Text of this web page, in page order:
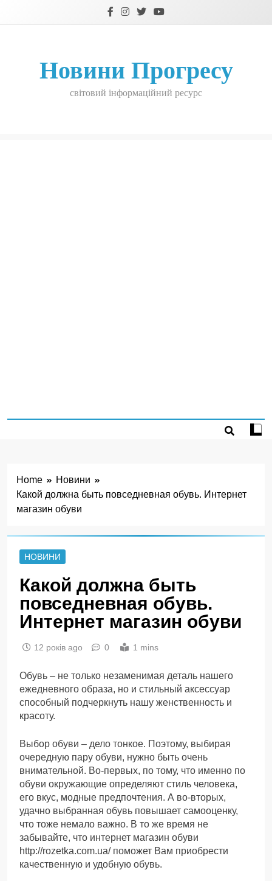
Новини Прогресу
світовий інформаційний ресурс
Home
Новини
Какой должна быть повседневная обувь. Интернет
магазин обуви
НОВИНИ
Какой должна быть
повседневная обувь.
Интернет магазин обуви
12 років ago 0 1 mins
Обувь – не только незаменимая деталь нашего
ежедневного образа, но и стильный аксессуар
способный подчеркнуть нашу женственность и
красоту.
Выбор обуви – дело тонкое. Поэтому, выбирая
очередную пару обуви, нужно быть очень
внимательной. Во-первых, по тому, что именно по
обуви окружающие определяют стиль человека,
его вкус, модные предпочтения. А во-вторых,
удачно выбранная обувь повышает самооценку,
что тоже немало важно. В то же время не
забывайте, что интернет магазин обуви
http://rozetka.com.ua/ поможет Вам приобрести
качественную и удобную обувь.